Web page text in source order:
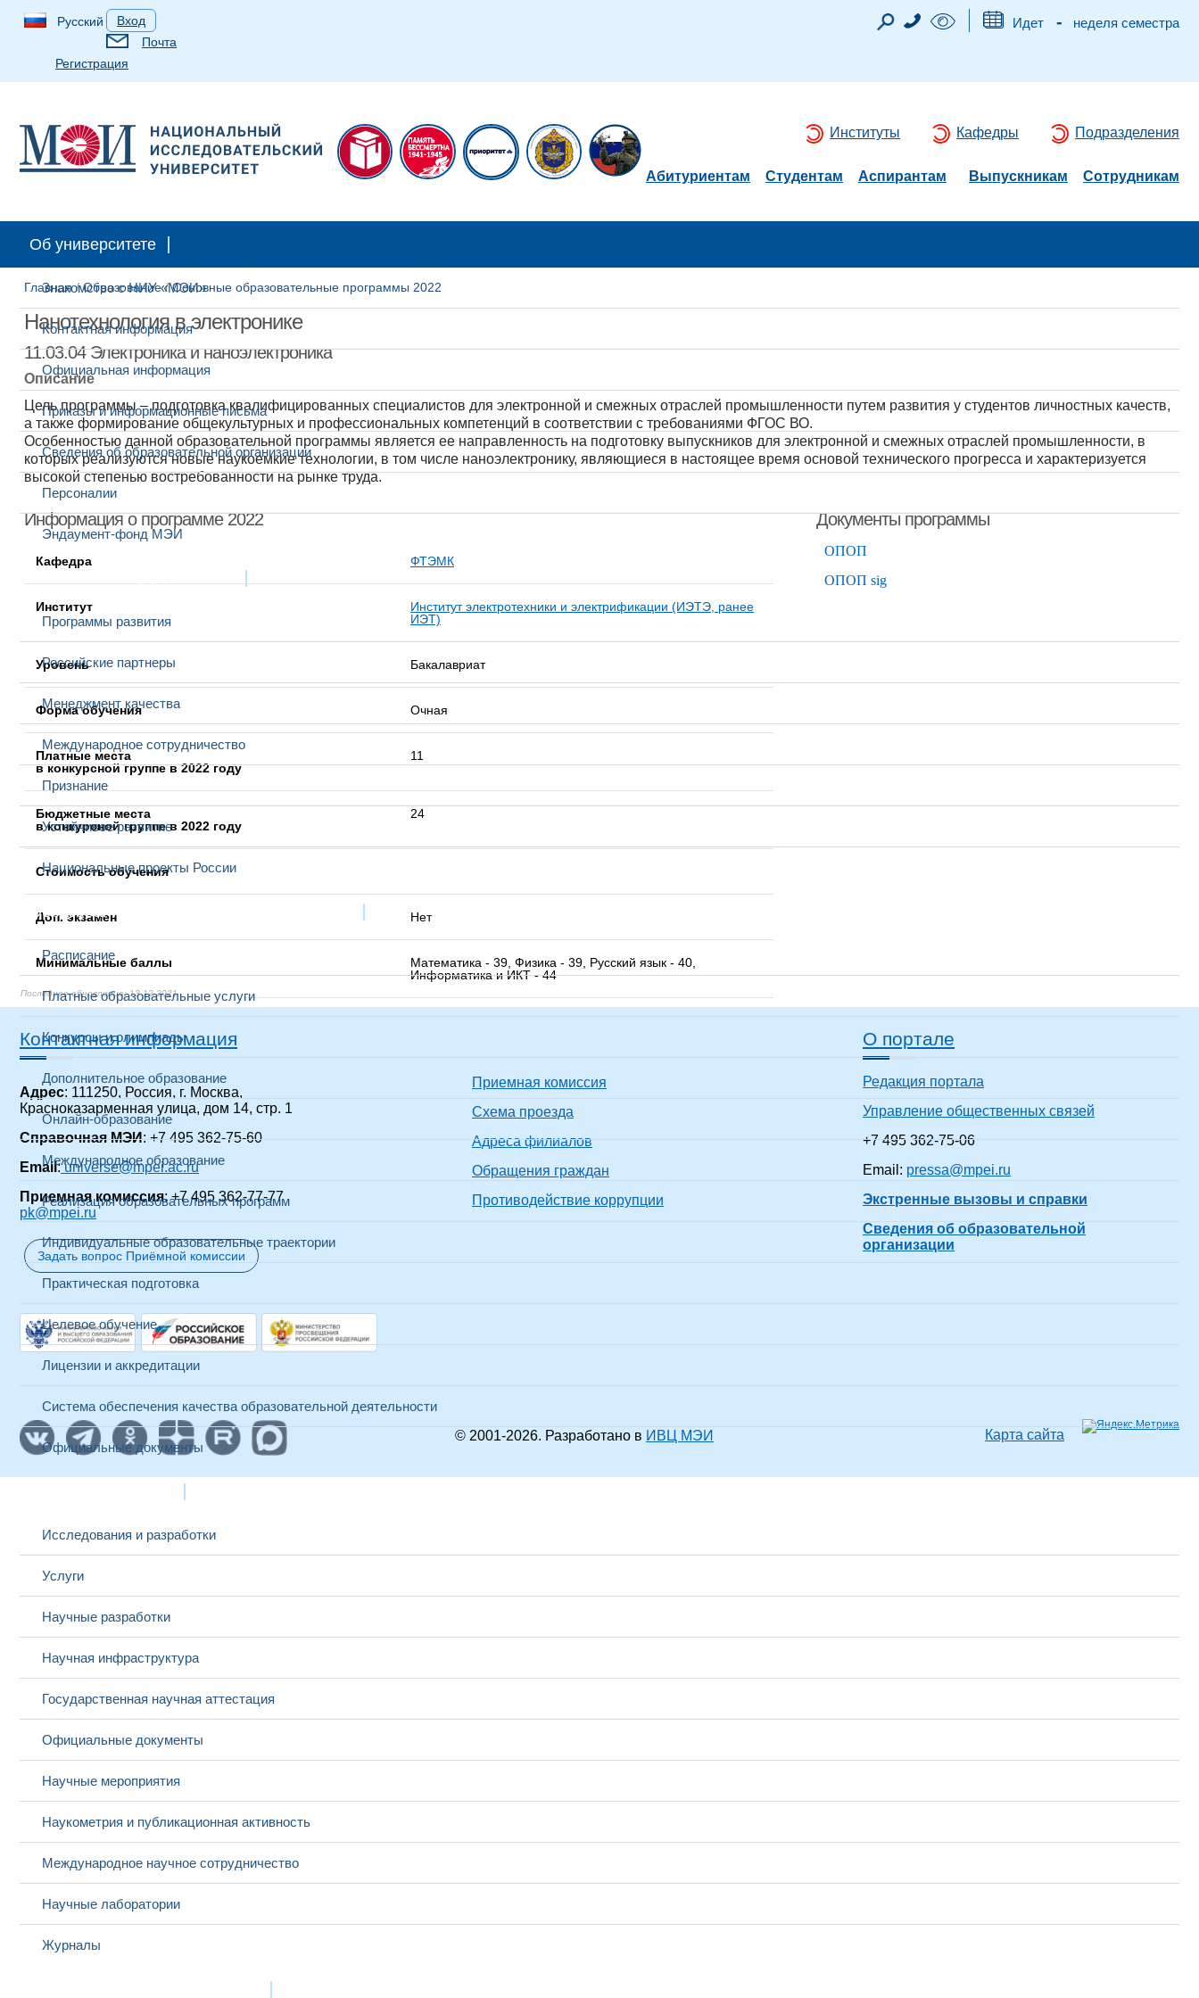
Русский
Вход
Почта
Регистрация
Идет - неделя семестра
Институты Кафедры Подразделения
Абитуриентам Студентам Аспирантам Выпускникам Сотрудникам
Об университете
Знакомство с НИУ «МЭИ»
Контактная информация
Официальная информация
Приказы и информационные письма
Сведения об образовательной организации
Персоналии
Эндаумент-фонд МЭИ
Программы развития
Российские партнеры
Менеджмент качества
Международное сотрудничество
Признание
Устойчивое развитие
Национальные проекты России
Образование
Расписание
Платные образовательные услуги
Конкурсы и олимпиады
Дополнительное образование
Онлайн-образование
Международное образование
Реализация образовательных программ
Индивидуальные образовательные траектории
Практическая подготовка
Целевое обучение
Лицензии и аккредитации
Система обеспечения качества образовательной деятельности
Официальные документы
Исследования и разработки
Услуги
Научные разработки
Научная инфраструктура
Государственная научная аттестация
Официальные документы
Научные мероприятия
Наукометрия и публикационная активность
Международное научное сотрудничество
Научные лаборатории
Журналы
Главная/Образование/Основные образовательные программы 2022
Нанотехнология в электронике
11.03.04 Электроника и наноэлектроника
Описание
Цель программы – подготовка квалифицированных специалистов для электронной и смежных отраслей промышленности путем развития у студентов личностных качеств,
а также формирование общекультурных и профессиональных компетенций в соответствии с требованиями ФГОС ВО.
Особенностью данной образовательной программы является ее направленность на подготовку выпускников для электронной и смежных отраслей промышленности, в
которых реализуются новые наукоемкие технологии, в том числе наноэлектронику, являющиеся в настоящее время основой технического прогресса и характеризуется
высокой степенью востребованности на рынке труда.
Информация о программе 2022
Кафедра ФТЭМК
Институт
Институт электротехники и электрификации (ИЭТЭ, ранее
ИЭТ)
Уровень Бакалавриат
Форма обучения Очная
Платные места
в конкурсной группе в 2022 году
11
Бюджетные места
в конкурсной группе в 2022 году
24
Стоимость обучения
Доп. экзамен Нет
Минимальные баллы
Математика - 39, Физика - 39, Русский язык - 40,
Информатика и ИКТ - 44
Документы программы
ОПОП
13.12.2021
ОПОП sig
13.12.2021
Контактная информация
Адрес: 111250, Россия, г. Москва,
Красноказарменная улица, дом 14, стр. 1
Справочная МЭИ: +7 495 362-75-60
Email:universe@mpei.ac.ru
Приемная комиссия: +7 495 362-77-77
pk@mpei.ru
Задать вопрос Приёмной комиссии
Приемная комиссия
Схема проезда
Адреса филиалов
Обращения граждан
Противодействие коррупции
О портале
Редакция портала
Управление общественных связей
+7 495 362-75-06
Email: pressa@mpei.ru
Экстренные вызовы и справки
Сведения об образовательной
организации
© 2001-2026. Разработано в ИВЦ МЭИ Карта сайта